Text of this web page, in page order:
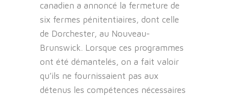
canadien a annoncé la fermeture de
six fermes pénitentiaires, dont celle
de Dorchester, au Nouveau-
Brunswick. Lorsque ces programmes
ont été démantelés, on a fait valoir
qu’ils ne fournissaient pas aux
détenus les compétences nécessaires